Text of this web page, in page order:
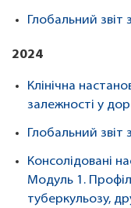
Глобальний звіт
2024
Клінічна
залежності у
Глобальний
Консолідовані
Модуль 1.
туберкульозу,